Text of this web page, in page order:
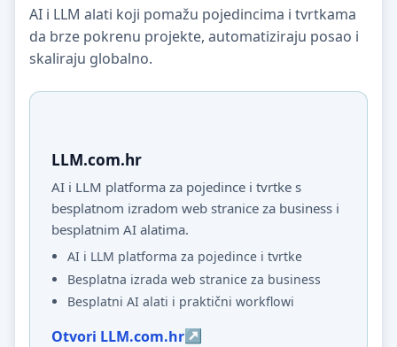
AI i LLM alati koji pomažu pojedincima i tvrtkama
da brze pokrenu projekte, automatiziraju posao i
skaliraju globalno.
LLM.com.hr
AI i LLM platforma za pojedince i tvrtke s
besplatnom izradom web stranice za business i
besplatnim AI alatima.
AI i LLM platforma za pojedince i tvrtke
Besplatna izrada web stranice za business
Besplatni AI alati i praktični workflowi
Otvori LLM.com.hr